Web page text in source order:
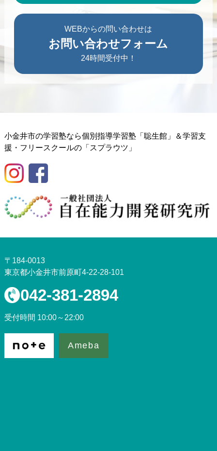
WEBからの問い合わせは
お問い合わせフォーム
24時間受付中！
小金井市の学習塾なら個別指導学習塾「聡生館」＆学習支
援・フリースクールの「スプラウツ」
〒184-0013
東京都小金井市前原町4-22-28-101
042-381-2894
受付時間 10:00～22:00
Ameba